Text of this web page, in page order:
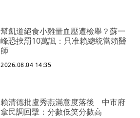
幫凱道絕食小雞量血壓遭檢舉？蘇一
峰恐挨罰10萬諷：只准賴總統當賴醫
師
2026.08.04 14:35
賴清德批盧秀燕滿意度落後 中市府
拿民調回擊：分數低笑分數高